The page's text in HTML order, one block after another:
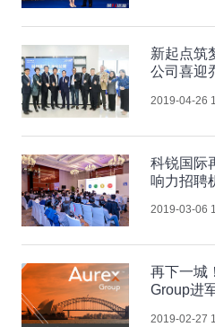
新起点筑
公司喜迎
2019-04-26
科锐国际
响力招聘
2019-03-06
再下一城
Group进
2019-02-27